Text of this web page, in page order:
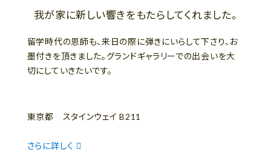
我が家に新しい響きをもたらしてくれました。
留学時代の恩師も、来日の際に弾きにいらして下さり、お
墨付きを頂きました。グランドギャラリーでの出会いを大
切にしていきたいです。
東京都 スタインウェイ B211
さらに詳しく